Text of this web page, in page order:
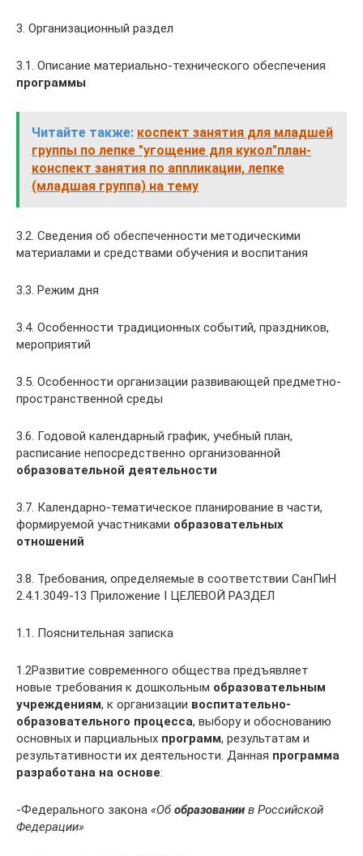
3. Организационный раздел
3.1. Описание материально-технического обеспечения
программы
Читайте также: коспект занятия для младшей
группы по лепке "угощение для кукол"план-
конспект занятия по аппликации, лепке
(младшая группа) на тему
3.2. Сведения об обеспеченности методическими
материалами и средствами обучения и воспитания
3.3. Режим дня
3.4. Особенности традиционных событий, праздников,
мероприятий
3.5. Особенности организации развивающей предметно-
пространственной среды
3.6. Годовой календарный график, учебный план,
расписание непосредственно организованной
образовательной деятельности
3.7. Календарно-тематическое планирование в части,
формируемой участниками образовательных
отношений
3.8. Требования, определяемые в соответствии СанПиН
2.4.1.3049-13 Приложение I ЦЕЛЕВОЙ РАЗДЕЛ
1.1. Пояснительная записка
1.2Развитие современного общества предъявляет
новые требования к дошкольным образовательным
учреждениям, к организации воспитательно-
образовательного процесса, выбору и обоснованию
основных и парциальных программ, результатам и
результативности их деятельности. Данная программа
разработана на основе:
-Федерального закона «Об образовании в Российской
Федерации»